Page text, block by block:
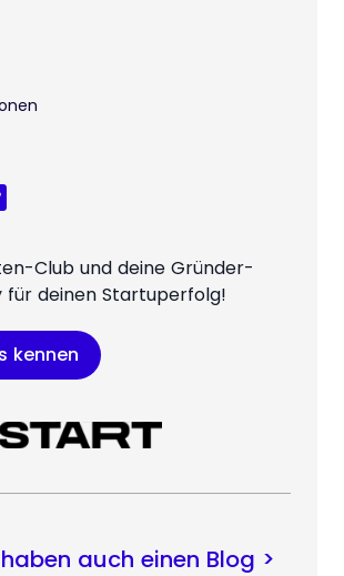
Club und deine Gründer-
für deinen Startuperfolg!
kennen
auch einen Blog >